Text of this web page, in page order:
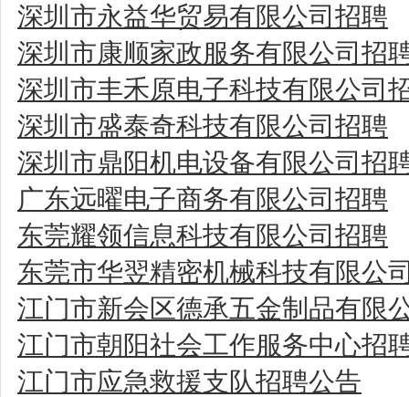
深圳市永益华贸易有限公司招聘
深圳市康顺家政服务有限公司招
深圳市丰禾原电子科技有限公司
深圳市盛泰奇科技有限公司招聘
深圳市鼎阳机电设备有限公司招
广东远曜电子商务有限公司招聘
东莞耀领信息科技有限公司招聘
东莞市华翌精密机械科技有限公
江门市新会区德承五金制品有限
江门市朝阳社会工作服务中心招
江门市应急救援支队招聘公告